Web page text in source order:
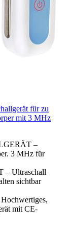
für zu
mit 3 MHz
–
3 MHz für
– Ultraschall
sichtbar
mit CE-